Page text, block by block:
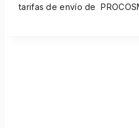
tarifas de envío de